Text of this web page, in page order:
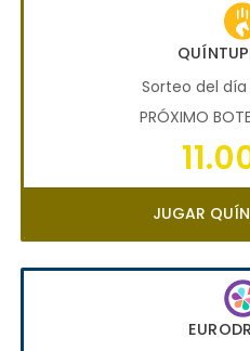
Sorteo del
PRÓXIMO
JUGAR